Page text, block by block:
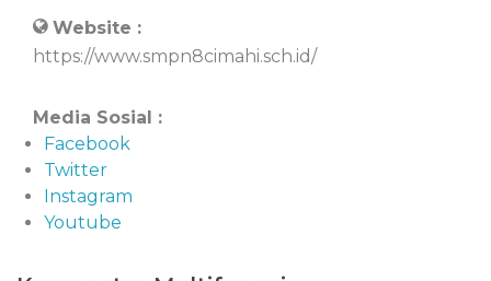
Website :
https://www.smpn8cimahi.sch.id/
Media Sosial :
Facebook
Twitter
Instagram
Youtube